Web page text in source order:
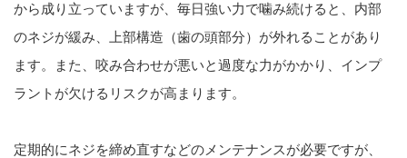
から成り立っていますが、毎日強い力で噛み続けると、内部
のネジが緩み、上部構造（歯の頭部分）が外れることがあり
ます。また、咬み合わせが悪いと過度な力がかかり、インプ
ラントが欠けるリスクが高まります。
定期的にネジを締め直すなどのメンテナンスが必要ですが、